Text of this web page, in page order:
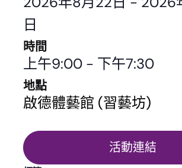
日
時間
上午9:00 - 下午7:30
地點
啟德體藝館 (習藝坊)
活動連結